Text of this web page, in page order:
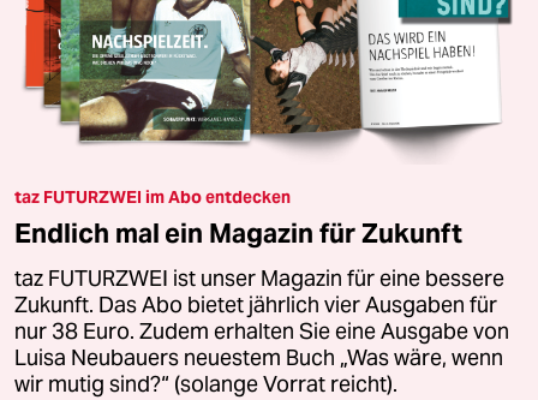
taz FUTURZWEI im Abo entdecken
Endlich mal ein Magazin für Zukunft
taz FUTURZWEI ist unser Magazin für eine bessere
Zukunft. Das Abo bietet jährlich vier Ausgaben für
nur 38 Euro. Zudem erhalten Sie eine Ausgabe von
Luisa Neubauers neuestem Buch „Was wäre, wenn
wir mutig sind?“ (solange Vorrat reicht).